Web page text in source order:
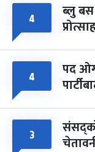
४ ब्लु
४ पद
३ संसद्को